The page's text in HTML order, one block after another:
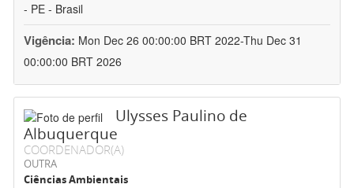
- PE - Brasil
Vigência: Mon Dec 26 00:00:00 BRT 2022-Thu Dec 31
00:00:00 BRT 2026
Ulysses Paulino de
Albuquerque
COORDENADOR(A)
OUTRA
Ciências Ambientais